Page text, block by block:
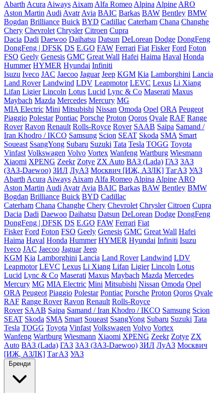
Abarth Acura Aiways Aixam Alfa Romeo Alpina Alpine ARO
Aston Martin Audi Avatr Avia BAIC Barkas BAW Bentley BMW
Bogdan Brilliance Buick BYD Cadillac Caterham Chana Changhe
Chery Chevrolet Chrysler Citroen Cupra
Dacia Dadi Daewoo Daihatsu Datsun DeLorean Dodge DongFeng
DongFeng | DFSK DS E.GO FAW Ferrari Fiat Fisker Ford Foton
FSO Geely Genesis GMC Great Wall Hafei Haima Haval Honda
Hummer HYMER Hyundai Infiniti
Isuzu Iveco JAC Jaecoo Jaguar Jeep KGM Kia Lamborghini Lancia
Land Rover Landwind LDV Leapmotor LEVC Lexus Li Xiang
Lifan Ligier Lincoln Lotus Lucid Lync & Co Maserati Maxus
Maybach Mazda Mercedes Mercury MG
MIA Electric Mini Mitsubishi Nissan Omoda Opel ORA Peugeot
Piaggio Polestar Pontiac Porsche Proton Qoros Qvale RAF Range
Rover Ravon Renault Rolls-Royce Rover SAAB Saipa Samand /
Iran Khodro / IKCO Samsung Scion SEAT Skoda SMA Smart
Soueast SsangYong Subaru Suzuki Tata Tesla TOGG Toyota
Vinfast Volkswagen Volvo Vortex Wanfeng Wartburg Wiesmann
Xiaomi XPENG Zeekr Zotye ZX Auto ВАЗ (Lada) ГАЗ ЗАЗ
(ЗАЗ-Daewoo) ЗИЛ ЛуАЗ Москвич [ИЖ, АЗЛК] ТагАЗ УАЗ
Abarth Acura Aiways Aixam Alfa Romeo Alpina Alpine ARO
Aston Martin Audi Avatr Avia BAIC Barkas BAW Bentley BMW
Bogdan Brilliance Buick BYD Cadillac
Caterham Chana Changhe Chery Chevrolet Chrysler Citroen Cupra
Dacia Dadi Daewoo Daihatsu Datsun DeLorean Dodge DongFeng
DongFeng | DFSK DS E.GO FAW Ferrari Fiat
Fisker Ford Foton FSO Geely Genesis GMC Great Wall Hafei
Haima Haval Honda Hummer HYMER Hyundai Infiniti Isuzu
Iveco JAC Jaecoo Jaguar Jeep
KGM Kia Lamborghini Lancia Land Rover Landwind LDV
Leapmotor LEVC Lexus Li Xiang Lifan Ligier Lincoln Lotus
Lucid Lync & Co Maserati Maxus Maybach Mazda Mercedes
Mercury MG MIA Electric Mini Mitsubishi Nissan Omoda Opel
ORA Peugeot Piaggio Polestar Pontiac Porsche Proton Qoros Qvale
RAF Range Rover Ravon Renault Rolls-Royce
Rover SAAB Saipa Samand / Iran Khodro / IKCO Samsung Scion
SEAT Skoda SMA Smart Soueast SsangYong Subaru Suzuki Tata
Tesla TOGG Toyota Vinfast Volkswagen Volvo Vortex
Wanfeng Wartburg Wiesmann Xiaomi XPENG Zeekr Zotye ZX
Auto ВАЗ (Lada) ГАЗ ЗАЗ (ЗАЗ-Daewoo) ЗИЛ ЛуАЗ Москвич
[ИЖ, АЗЛК] ТагАЗ УАЗ
Бренди